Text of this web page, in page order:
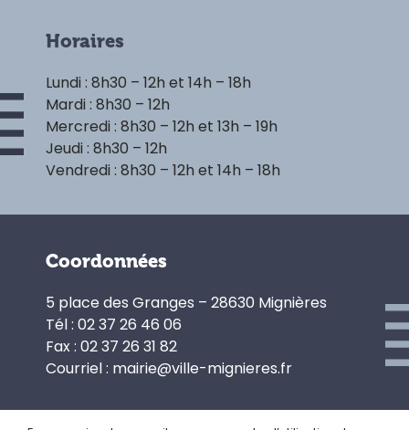
Horaires
Lundi : 8h30 – 12h et 14h – 18h
Mardi : 8h30 – 12h
Mercredi : 8h30 – 12h et 13h – 19h
Jeudi : 8h30 – 12h
Vendredi : 8h30 – 12h et 14h – 18h
Coordonnées
5 place des Granges – 28630 Mignières
Tél : 02 37 26 46 06
Fax : 02 37 26 31 82
Courriel : mairie@ville-mignieres.fr